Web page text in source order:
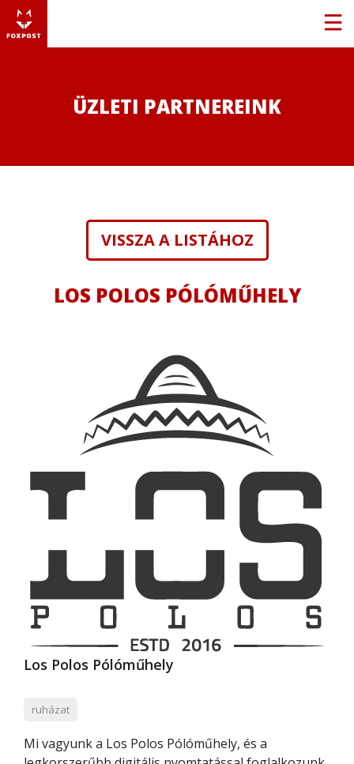
ÜZLETI PARTNEREINK
VISSZA A LISTÁHOZ
LOS POLOS PÓLÓMŰHELY
Los Polos Pólóműhely
ruházat
Mi vagyunk a Los Polos Pólóműhely, és a